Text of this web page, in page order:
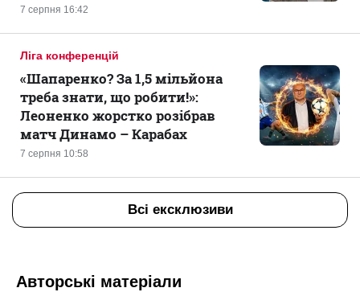
7 серпня 16:42
Ліга конференцій
7 серпня 10:58
«Шапаренко? За 1,5 мільйона
треба знати, що робити!»:
Леоненко жорстко розібрав
матч Динамо – Карабах
Всі ексклюзиви
Авторські матеріали